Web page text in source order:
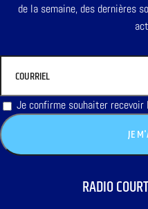
de la semaine, des dernières
Je confirme souhaiter
RADIO